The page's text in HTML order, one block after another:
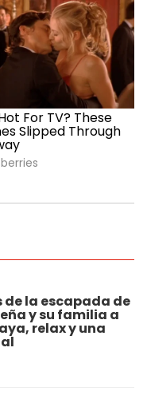
de la escapada de
y su familia a
relax y una